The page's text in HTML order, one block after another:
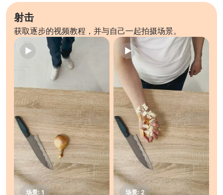
射击
获取逐步的视频教程，并与自己一起拍摄场景。